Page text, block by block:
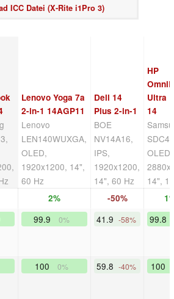
ICC Datei (X-Rite i1Pro 3)
Lenovo Yoga 7a
2-in-1 14AGP11
Lenovo
LEN140WUXGA,
OLED,
1920x1200, 14",
60 Hz
Dell 14
Plus 2-in-1
BOE
NV14A16,
IPS,
1920x1200,
14", 60 Hz
HP
Ultra
14
OLED,
14",
2% -50%
99.9 0% 41.9 -58% 99.8
100 0% 59.8 -40% 100